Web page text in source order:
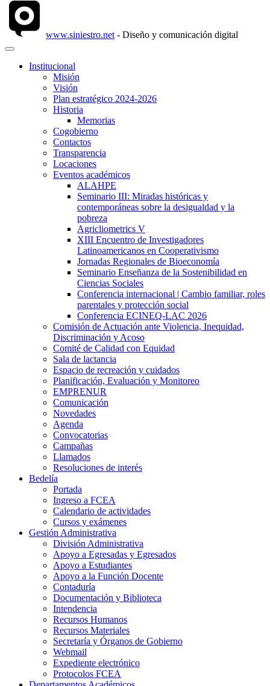
www.siniestro.net - Diseño y comunicación digital
Institucional
Misión
Visión
Plan estratégico 2024-2026
Historia
Memorias
Cogobierno
Contactos
Transparencia
Locaciones
Eventos académicos
ALAHPE
Seminario III: Miradas históricas y
contemporáneas sobre la desigualdad y la
pobreza
Agricliometrics V
XIII Encuentro de Investigadores
Latinoamericanos en Cooperativismo
Jornadas Regionales de Bioeconomía
Seminario Enseñanza de la Sostenibilidad en
Ciencias Sociales
Conferencia internacional | Cambio familiar, roles
parentales y protección social
Conferencia ECINEQ-LAC 2026
Comisión de Actuación ante Violencia, Inequidad,
Discriminación y Acoso
Comité de Calidad con Equidad
Sala de lactancia
Espacio de recreación y cuidados
Planificación, Evaluación y Monitoreo
EMPRENUR
Comunicación
Novedades
Agenda
Convocatorias
Campañas
Llamados
Resoluciones de interés
Bedelía
Portada
Ingreso a FCEA
Calendario de actividades
Cursos y exámenes
Gestión Administrativa
División Administrativa
Apoyo a Egresadas y Egresados
Apoyo a Estudiantes
Apoyo a la Función Docente
Contaduría
Documentación y Biblioteca
Intendencia
Recursos Humanos
Recursos Materiales
Secretaría y Órganos de Gobierno
Webmail
Expediente electrónico
Protocolos FCEA